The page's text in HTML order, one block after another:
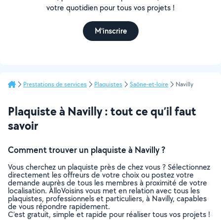
votre quotidien pour tous vos projets !
M'inscrire
Prestations de services Plaquistes Saône-et-loire Navilly
Plaquiste à Navilly : tout ce qu’il faut
savoir
Comment trouver un plaquiste à Navilly ?
Vous cherchez un plaquiste près de chez vous ? Sélectionnez
directement les offreurs de votre choix ou postez votre
demande auprès de tous les membres à proximité de votre
localisation. AlloVoisins vous met en relation avec tous les
plaquistes, professionnels et particuliers, à Navilly, capables
de vous répondre rapidement.
C’est gratuit, simple et rapide pour réaliser tous vos projets !